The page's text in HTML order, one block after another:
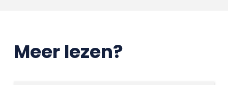
Meer lezen?